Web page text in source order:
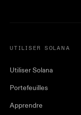
UTILISER SOLANA
Utiliser Solana
Portefeuilles
Apprendre